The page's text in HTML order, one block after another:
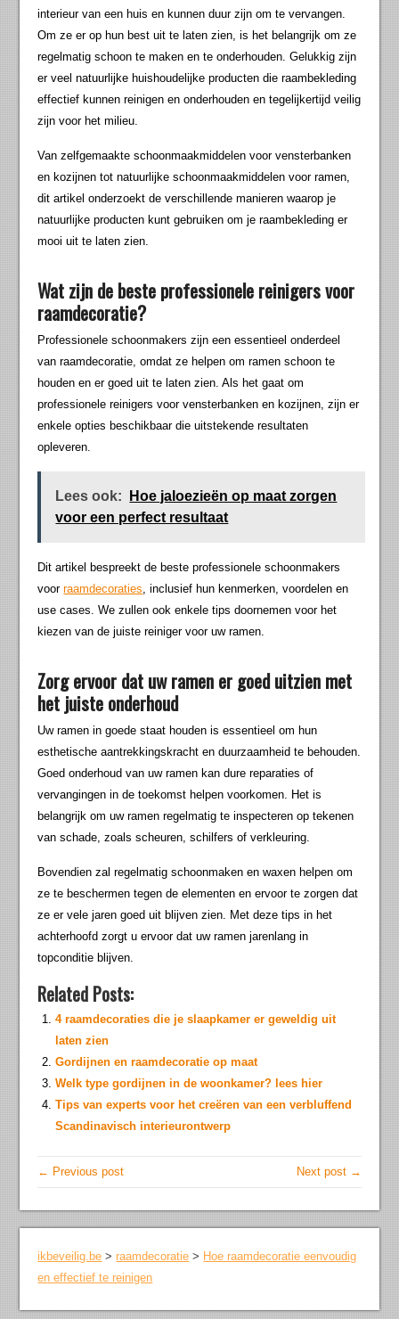
interieur van een huis en kunnen duur zijn om te vervangen.
Om ze er op hun best uit te laten zien, is het belangrijk om ze
regelmatig schoon te maken en te onderhouden. Gelukkig zijn
er veel natuurlijke huishoudelijke producten die raambekleding
effectief kunnen reinigen en onderhouden en tegelijkertijd veilig
zijn voor het milieu.
Van zelfgemaakte schoonmaakmiddelen voor vensterbanken
en kozijnen tot natuurlijke schoonmaakmiddelen voor ramen,
dit artikel onderzoekt de verschillende manieren waarop je
natuurlijke producten kunt gebruiken om je raambekleding er
mooi uit te laten zien.
Wat zijn de beste professionele reinigers voor
raamdecoratie?
Professionele schoonmakers zijn een essentieel onderdeel
van raamdecoratie, omdat ze helpen om ramen schoon te
houden en er goed uit te laten zien. Als het gaat om
professionele reinigers voor vensterbanken en kozijnen, zijn er
enkele opties beschikbaar die uitstekende resultaten
opleveren.
Lees ook:
Hoe jaloezieën op maat zorgen
voor een perfect resultaat
Dit artikel bespreekt de beste professionele schoonmakers
voorraamdecoraties, inclusief hun kenmerken, voordelen en
use cases. We zullen ook enkele tips doornemen voor het
kiezen van de juiste reiniger voor uw ramen.
Zorg ervoor dat uw ramen er goed uitzien met
het juiste onderhoud
Uw ramen in goede staat houden is essentieel om hun
esthetische aantrekkingskracht en duurzaamheid te behouden.
Goed onderhoud van uw ramen kan dure reparaties of
vervangingen in de toekomst helpen voorkomen. Het is
belangrijk om uw ramen regelmatig te inspecteren op tekenen
van schade, zoals scheuren, schilfers of verkleuring.
Bovendien zal regelmatig schoonmaken en waxen helpen om
ze te beschermen tegen de elementen en ervoor te zorgen dat
ze er vele jaren goed uit blijven zien. Met deze tips in het
achterhoofd zorgt u ervoor dat uw ramen jarenlang in
topconditie blijven.
Related Posts:
4 raamdecoraties die je slaapkamer er geweldig uit
laten zien
Gordijnen en raamdecoratie op maat
Welk type gordijnen in de woonkamer? lees hier
Tips van experts voor het creëren van een verbluffend
Scandinavisch interieurontwerp
← Previous post Next post →
ikbeveilig.be >raamdecoratie > Hoe raamdecoratie eenvoudig
en effectief te reinigen